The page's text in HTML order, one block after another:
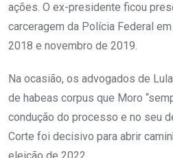
ações. O ex-presidente ficou
carceragem da Polícia Federal
2018 e novembro de 2019.
Na ocasião, os advogados de
de habeas corpus que Moro
condução do processo e no seu
Corte foi decisivo para abrir